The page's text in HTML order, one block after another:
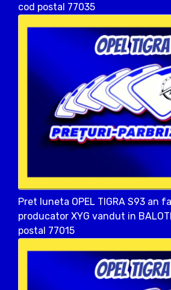
cod postal 77035
Pret luneta OPEL TIGRA S93 an
producator XYG vandut in
postal 77015